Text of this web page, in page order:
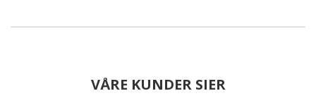
VÅRE KUNDER SIER